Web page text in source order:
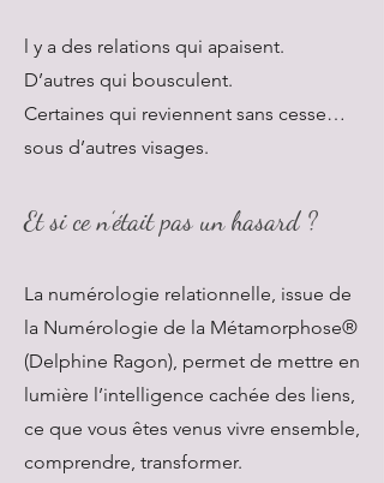
l y a des relations qui apaisent.
D’autres qui bousculent.
Certaines qui reviennent sans cesse…
sous d’autres visages.
Et si ce n’était pas un hasard ?
La numérologie relationnelle, issue de
la Numérologie de la Métamorphose®
(Delphine Ragon), permet de mettre en
lumière l’intelligence cachée des liens,
ce que vous êtes venus vivre ensemble,
comprendre, transformer.